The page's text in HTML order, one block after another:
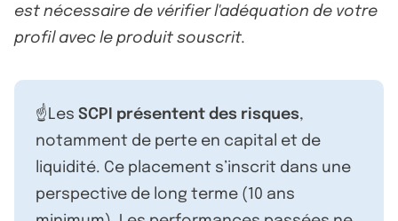
est nécessaire de vérifier l'adéquation de votre
profil avec le produit souscrit.
☝️Les SCPI présentent des risques,
notamment de perte en capital et de
liquidité. Ce placement s’inscrit dans une
perspective de long terme (10 ans